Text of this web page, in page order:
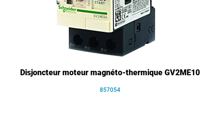
Disjoncteur moteur magnéto-thermique GV2ME10
857054